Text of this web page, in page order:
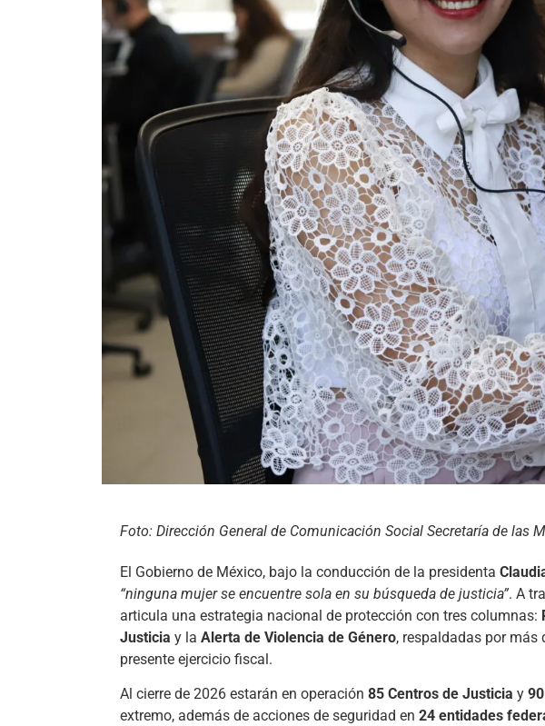
Foto: Dirección General de Comunicación Social Secretaría de las
El Gobierno de México, bajo la conducción de la presidenta
“ninguna mujer se encuentre sola en su búsqueda de justicia”. A
articula una estrategia nacional de protección con tres columnas:
Justicia y la Alerta de Violencia de Género, respaldadas por más
presente ejercicio fiscal.
Al cierre de 2026 estarán en operación 85 Centros de Justicia y
extremo, además de acciones de seguridad en 24 entidades